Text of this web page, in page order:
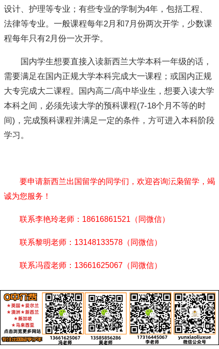
设计、护理等专业；有些专业的学制为4年，包括工程、
法律等专业。一般课程每年2月和7月份两次开学，少数课
程每年只有2月份一次开学。
国内学生想要直接入读新西兰大学本科一年级的话，
需要满足在国内正规大学本科完成大一课程；或国内正规
大专完成大二课程。国内高二/高中毕业生，想要入读大学
本科之间，必须先读大学的预科课程(7-18个月不等的时
间)，完成预科课程并满足一定的条件，方可进入本科阶段
学习。
要申请新西兰出国留学的同学们，欢迎咨询沄枭留学，竭
诚为您服务！
联系李艳玲老师：18616861521（同微信）
联系黎明老师：13148133578（同微信）
联系冯霞老师：13661625067（同微信）